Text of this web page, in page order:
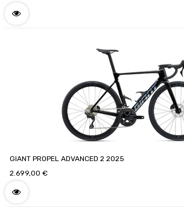
GIANT PROPEL ADVANCED 2 2025
2.699,00 €